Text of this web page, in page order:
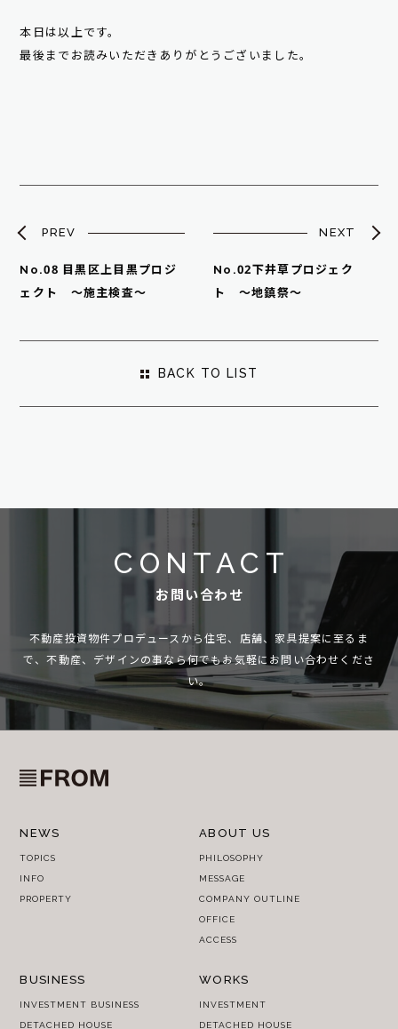
本日は以上です。
最後までお読みいただきありがとうございました。
PREV
No.08 目黒区上目黒プロジ
ェクト ～施主検査～
NEXT
No.02下井草プロジェク
ト ～地鎮祭～
BACK TO LIST
CONTACT
お問い合わせ
不動産投資物件プロデュースから住宅、店舗、家具提案に至るま
で、不動産、デザインの事なら何でもお気軽にお問い合わせくださ
い。
NEWS
TOPICS
INFO
PROPERTY
ABOUT US
PHILOSOPHY
MESSAGE
COMPANY OUTLINE
OFFICE
ACCESS
BUSINESS
INVESTMENT BUSINESS
DETACHED HOUSE
WORKS
INVESTMENT
DETACHED HOUSE